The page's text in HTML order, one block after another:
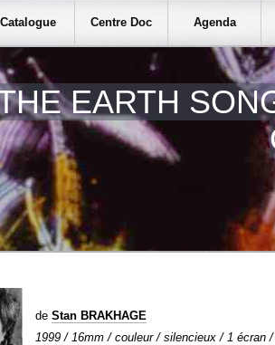
Catalogue Centre Doc Agenda
EARTH
de Stan BRAKHAGE
1999 / 16mm / couleur / silencieux / 1 écran /